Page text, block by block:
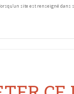
site est renseigné dans